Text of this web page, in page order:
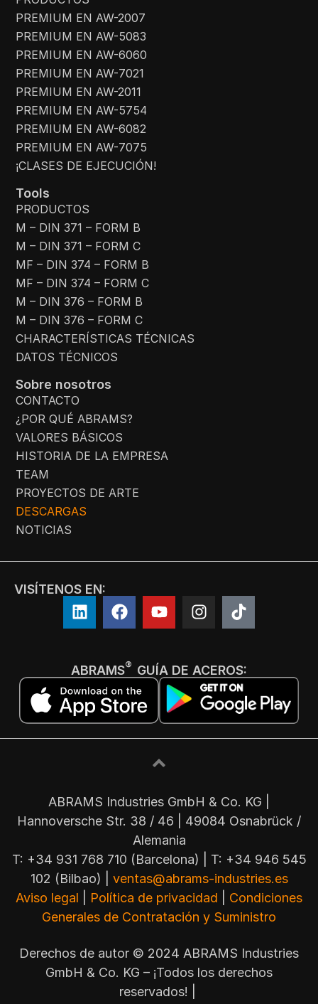
PREMIUM EN AW-2007
PREMIUM EN AW-5083
PREMIUM EN AW-6060
PREMIUM EN AW-7021
PREMIUM EN AW-2011
PREMIUM EN AW-5754
PREMIUM EN AW-6082
PREMIUM EN AW-7075
¡CLASES DE EJECUCIÓN!
Tools
PRODUCTOS
M – DIN 371 – FORM B
M – DIN 371 – FORM C
MF – DIN 374 – FORM B
MF – DIN 374 – FORM C
M – DIN 376 – FORM B
M – DIN 376 – FORM C
CHARACTERÍSTICAS TÉCNICAS
DATOS TÉCNICOS
Sobre nosotros
CONTACTO
¿POR QUÉ ABRAMS?
VALORES BÁSICOS
HISTORIA DE LA EMPRESA
TEAM
PROYECTOS DE ARTE
DESCARGAS
NOTICIAS
VISÍTENOS EN:
ABRAMS® GUÍA DE ACEROS:
ABRAMS Industries GmbH & Co. KG |
Hannoversche Str. 38 / 46 | 49084 Osnabrück /
Alemania
T: +34 931 768 710 (Barcelona) | T: +34 946 545
102 (Bilbao) | ventas@abrams-industries.es
Aviso legal
Política de privacidad
Condiciones
Generales de Contratación y Suministro
Derechos de autor © 2024 ABRAMS Industries
GmbH & Co. KG – ¡Todos los derechos
reservados! |